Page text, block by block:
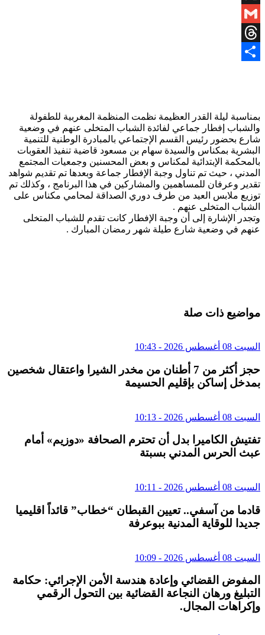
X
Gmail
Threads
بمناسبة ليلة القدر العظيمة نظمت المنظمة المغربية للطفولة
والشباب إفطار جماعي لفائدة الشباب المتخلى عنهم في وضعية
شارع بحضور رئيس القسم الإجتماعي بالمبادرة الوطنية للتنمية
البشرية بمكناس والسيدة سهام بن مسعود قاضية تنفيذ العقوبات
بالمحكمة الإبتدائية لمكناس و بعض المحسنين وجمعيات المجتمع
المدني ، حيث تم تناول وجبة الإفطار جماعة وبعدها تم تقديم شواهد
تقدير وعرفان للمساهمين والمشاركين في هذا البرنامج ، وكذلك تم
توزيع ملابس العيد من طرف دوري الصداقة لمحامي مكناس على
الشباب المتخلى عنهم .
وتجدر الإشارة إلى أن وجبة الإفطار كانت تقدم للشباب المتخلى
عنهم في وضعية شارع طيلة شهر رمضان المبارك .
مواضيع ذات صلة
السبت 08 أغسطس 2026 - 10:43
حجز أكثر من 7 أطنان من مخدر الشيرا واعتقال شخصين
بمدخل إساكن بإقليم الحسيمة
السبت 08 أغسطس 2026 - 10:13
تفتيش الكاميرا بدل أن تحترم الصحافة «دوزيم» أمام
عبث الحرس المدني بسبتة
السبت 08 أغسطس 2026 - 10:11
قادما من آسفي.. تعيين القبطان “خطاب” قائداً اقليميا
جديدا للوقاية المدنية ببوعرفة
السبت 08 أغسطس 2026 - 10:09
المفوض القضائي وإعادة هندسة الأمن الإجرائي: حكامة
التبليغ ورهان النجاعة القضائية بين التحول الرقمي
وإكراهات المجال.